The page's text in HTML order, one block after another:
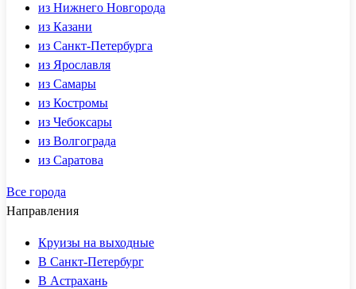
из Нижнего Новгорода
из Казани
из Санкт-Петербурга
из Ярославля
из Самары
из Костромы
из Чебоксары
из Волгограда
из Саратова
Все города
Направления
Круизы на выходные
В Санкт-Петербург
В Астрахань